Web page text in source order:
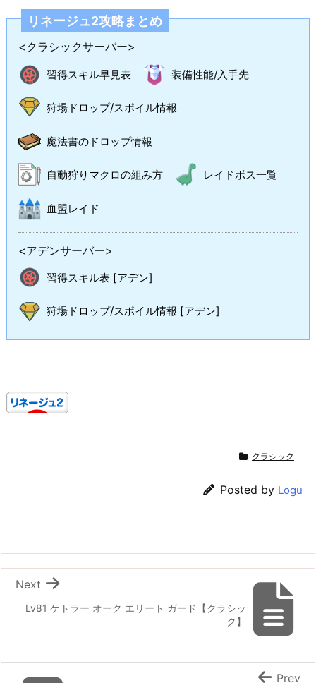
リネージュ2攻略まとめ
<クラシックサーバー>
習得スキル早見表 装備性能/入手先
狩場ドロップ/スポイル情報
魔法書のドロップ情報
自動狩りマクロの組み方 レイドボス一覧
血盟レイド
<アデンサーバー>
習得スキル表 [アデン]
狩場ドロップ/スポイル情報 [アデン]
クラシック
Posted by Logu
Lv81 ケトラー オーク エリート ガード【クラシッ
ク】
Next
Prev